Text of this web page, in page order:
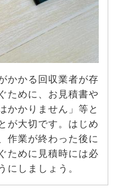
かかる回収業者が存
ために、お見積書や
かかりません」等と
が大切です。はじめ
作業が終わった後に
ために見積時には必
にしましょう。